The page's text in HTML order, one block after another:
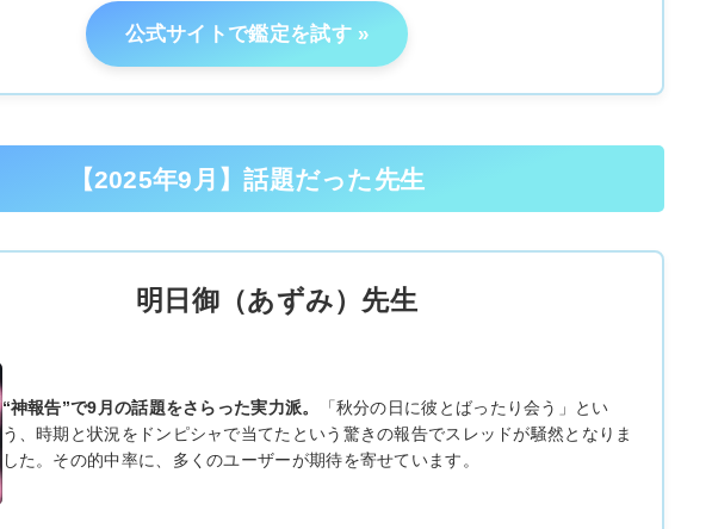
公式サイトで鑑定を試す
【2025年9月】話題だった先生
明日御（あずみ）先生
“神報告”で9月の話題をさらった実力派。
「秋分の日に彼とばったり会う」とい
う、時期と状況をドンピシャで当てたという驚きの報告でスレッドが騒然となりま
した。その的中率に、多くのユーザーが期待を寄せています。